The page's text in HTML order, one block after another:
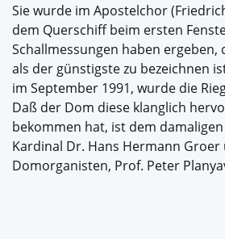
Sie wurde im Apostelchor
dem Querschiff beim ersten
Schallmessungen haben
als der günstigste zu bezeichnen
im September 1991, wurde die
Daß der Dom diese klanglich
bekommen hat, ist dem
Kardinal Dr. Hans Hermann Groer
Domorganisten, Prof. Peter